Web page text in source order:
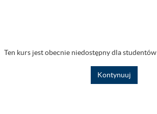
Ten kurs jest obecnie niedostępny dla studentów
Kontynuuj